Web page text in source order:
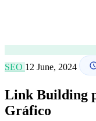
SEO 12 June, 2024
Link Building
Gráfico